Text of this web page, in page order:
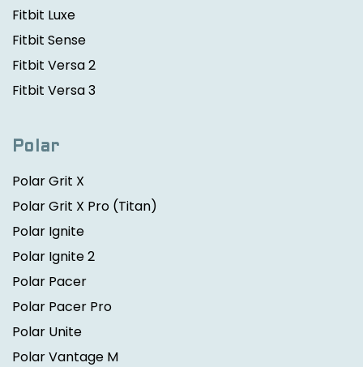
Fitbit Luxe
Fitbit Sense
Fitbit Versa 2
Fitbit Versa 3
Polar
Polar Grit X
Polar Grit X Pro (Titan)
Polar Ignite
Polar Ignite 2
Polar Pacer
Polar Pacer Pro
Polar Unite
Polar Vantage M